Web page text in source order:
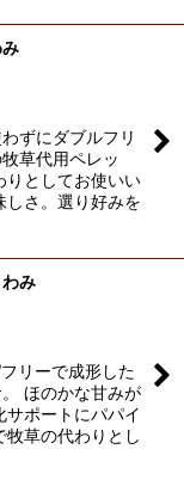
ずにダブルフリ
草代用ペレッ
りとしてお使いい
しさ。選り好みを
み
リーで成形した
ほのかな甘みが
ポートにパパイ
草の代わりとし